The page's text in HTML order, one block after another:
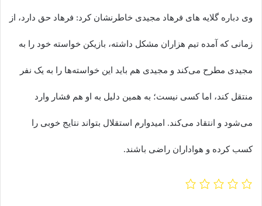
وی دباره گلایه های فرهاد مجیدی خاطرنشان کرد: فرهاد حق دارد، از
زمانی که آمده تیم هزاران مشکل داشته، بازیکن خواسته خود را به
مجیدی مطرح می‌کند و مجیدی هم باید این خواسته‌ها را به یک نفر
منتقل کند، اما کسی نیست؛ به همین دلیل به او هم فشار وارد
می‌شود و انتقاد می‌کند. امیدوارم استقلال بتواند نتایج خوبی را
کسب کرده و هواداران راضی باشند.